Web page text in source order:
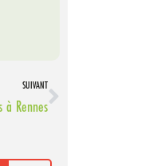
SUIVANT
Rennes